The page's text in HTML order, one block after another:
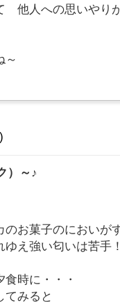
他人への思いやり
～
）～♪
のお菓子のにおいが
え強い匂いは苦手
時に・・・
てみると